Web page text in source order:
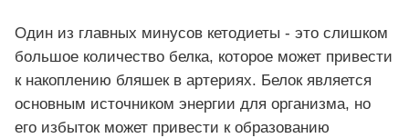
Один из главных минусов кетодиеты - это слишком
большое количество белка, которое может привести
к накоплению бляшек в артериях. Белок является
основным источником энергии для организма, но
его избыток может привести к образованию